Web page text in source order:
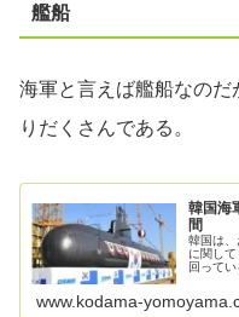
艦船
海軍と言えば艦船なの
りだくさんである。
韓国海
間
韓国は
に関し
回って
www.kodama-